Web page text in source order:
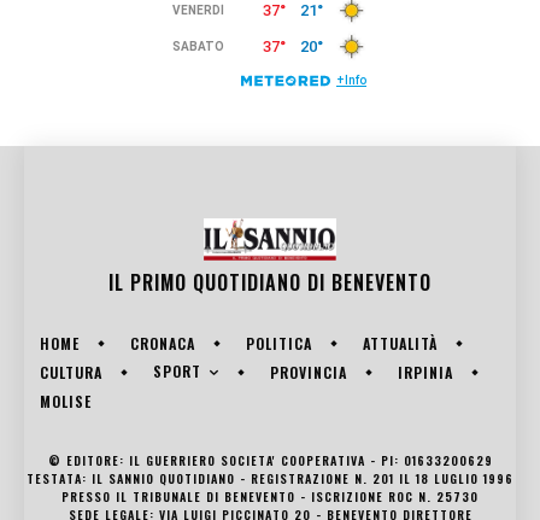
IL PRIMO QUOTIDIANO DI BENEVENTO
HOME CRONACA POLITICA
ATTUALITÀ
CULTURA
SPORT PROVINCIA
IRPINIA
MOLISE
© EDITORE: IL GUERRIERO SOCIETA' COOPERATIVA - PI: 01633200629
TESTATA: IL SANNIO QUOTIDIANO - REGISTRAZIONE N. 201 IL 18 LUGLIO 1996
PRESSO IL TRIBUNALE DI BENEVENTO - ISCRIZIONE ROC N. 25730
SEDE LEGALE: VIA LUIGI PICCINATO 20 - BENEVENTO DIRETTORE